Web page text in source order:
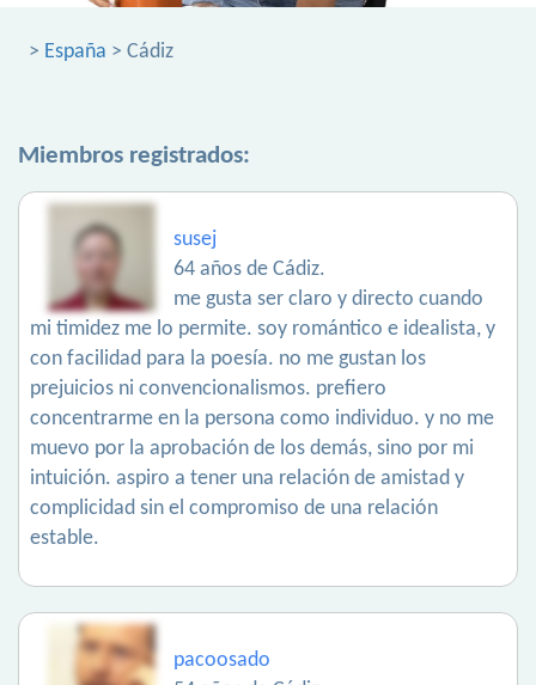
> España > Cádiz
Miembros registrados:
susej
64 años de Cádiz.
me gusta ser claro y directo cuando
mi timidez me lo permite. soy romántico e idealista, y
con facilidad para la poesía. no me gustan los
prejuicios ni convencionalismos. prefiero
concentrarme en la persona como individuo. y no me
muevo por la aprobación de los demás, sino por mi
intuición. aspiro a tener una relación de amistad y
complicidad sin el compromiso de una relación
estable.
pacoosado